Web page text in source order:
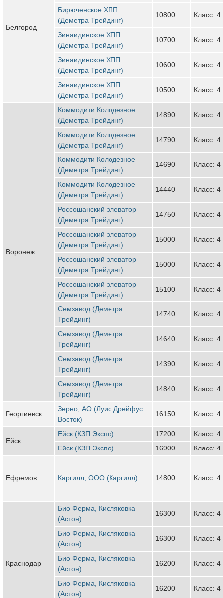
Белгород
Бирюченское ХПП
(Деметра Трейдинг)
10800 Класс: 4
Зинаидинское ХПП
(Деметра Трейдинг)
10700 Класс: 4
Зинаидинское ХПП
(Деметра Трейдинг)
10600 Класс: 4
Зинаидинское ХПП
(Деметра Трейдинг)
10500 Класс: 4
Воронеж
Коммодити Колодезное
(Деметра Трейдинг)
14890 Класс: 4
Коммодити Колодезное
(Деметра Трейдинг)
14790 Класс: 4
Коммодити Колодезное
(Деметра Трейдинг)
14690 Класс: 4
Коммодити Колодезное
(Деметра Трейдинг)
14440 Класс: 4
Россошанский элеватор
(Деметра Трейдинг)
14750 Класс: 4
Россошанский элеватор
(Деметра Трейдинг)
15000 Класс: 4
Россошанский элеватор
(Деметра Трейдинг)
15000 Класс: 4
Россошанский элеватор
(Деметра Трейдинг)
15100 Класс: 4
Семзавод (Деметра
Трейдинг)
14740 Класс: 4
Семзавод (Деметра
Трейдинг)
14640 Класс: 4
Семзавод (Деметра
Трейдинг)
14390 Класс: 4
Семзавод (Деметра
Трейдинг)
14840 Класс: 4
Георгиевск
Зерно, АО (Луис Дрейфус
Восток)
16150 Класс: 4
Ейск
Ейск (КЗП Экспо) 17200
Класс: 4
Ейск (КЗП Экспо)
16900 Класс: 4
Ефремов Каргилл, ООО (Каргилл) 14800 Класс: 4
Краснодар
Био Ферма, Кисляковка
(Астон)
16300 Класс: 4
Био Ферма, Кисляковка
(Астон)
16300 Класс: 4
Био Ферма, Кисляковка
(Астон)
16200 Класс: 4
Био Ферма, Кисляковка
(Астон)
16200 Класс: 4